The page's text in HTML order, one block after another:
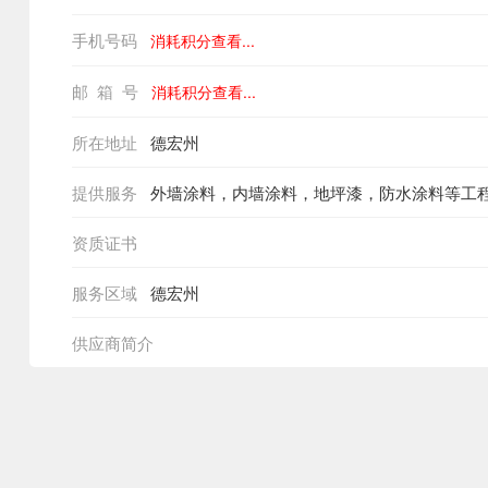
手机号码 消耗积分查看...
邮 箱 号 消耗积分查看...
所在地址 德宏州
提供服务 外墙涂料，内墙涂料，地坪漆，防水涂料等工
资质证书
服务区域 德宏州
供应商简介